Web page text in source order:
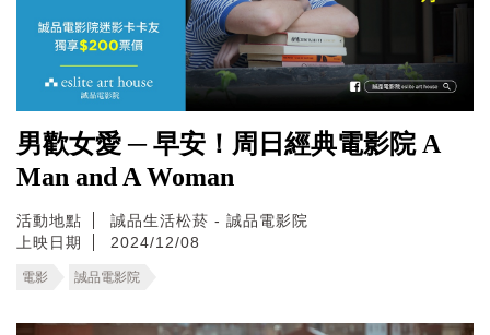
男歡女愛 ─ 早安！周日經典電影院 A
Man and A Woman
活動地點
誠品生活松菸 - 誠品電影院
上映日期
2024/12/08
電影 誠品電影院